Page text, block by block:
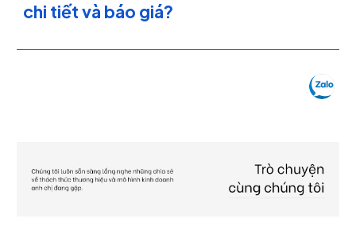
chi tiết và báo giá?